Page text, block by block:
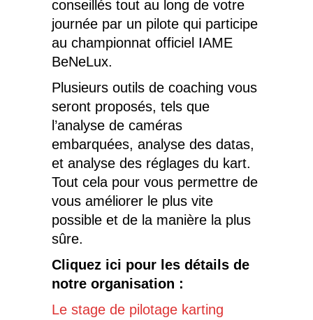
conseillés tout au long de votre
journée par un pilote qui participe
au championnat officiel IAME
BeNeLux.
Plusieurs outils de coaching vous
seront proposés, tels que
l’analyse de caméras
embarquées, analyse des datas,
et analyse des réglages du kart.
Tout cela pour vous permettre de
vous améliorer le plus vite
possible et de la manière la plus
sûre.
Cliquez ici pour les détails de
notre organisation :
Le stage de pilotage karting